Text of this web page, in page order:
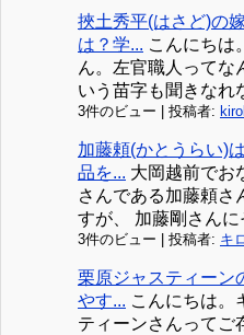
挾土秀平(はさど)の
は？学... こんにちは
ん。左官職人ってな
いう苗字も聞きなれ
3件のビュー | 投稿者:
加藤頼(かとうらい)
品を... 大岡越前でお
さんである加藤頼さ
すが、 加藤剛さんに
3件のビュー | 投稿者: キ
栗原ジャスティーン
やす... こんにちは。
ティーンさんってご